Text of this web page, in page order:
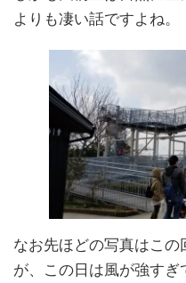
よりも凄い話ですよね。
なお先ほどの写真はこ
が、この日は風が強すぎ